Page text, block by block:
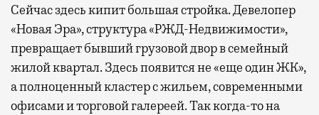
Сейчас здесь кипит большая стройка. Девелопер
«Новая Эра», структура «РЖД-Недвижимости»,
превращает бывший грузовой двор в семейный
жилой квартал. Здесь появится не «еще один ЖК»,
а полноценный кластер с жильем, современными
офисами и торговой галереей. Так когда-то на